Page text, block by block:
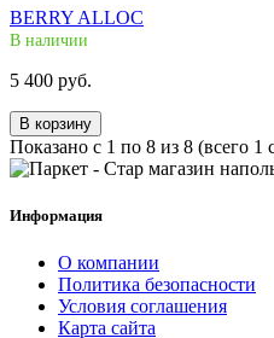
BERRY ALLOC
В наличии
5 400 руб.
В корзину
Показано с 1 по 8 из 8 (всего 1
Информация
О компании
Политика безопасности
Условия соглашения
Карта сайта